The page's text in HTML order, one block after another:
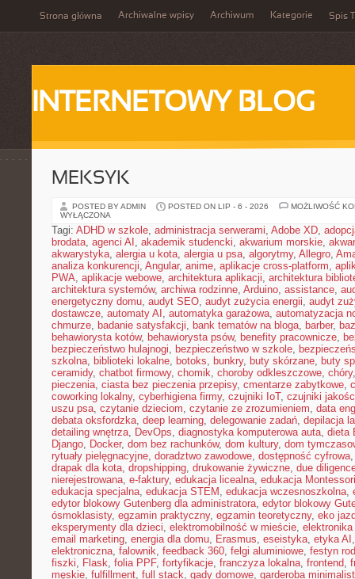
Strona główna Archiwalne wpisy Archiwum Kategorie Spis
INTERNETOWY BLOG
MEKSYK
POSTED BY ADMIN POSTED ON LIP - 6 - 2026
MOŻLIWOŚĆ
WYŁĄCZONA
Tagi: ADHD w szkole, administracja serwerami, Adobe XD,
brodata, agenci AI , akademik studencki, akwarium morskie,
akwarystyka, alergia u kota, alergia u psa, algorytmy, Allegro,
analiza konkurencji, Angular, anime, aplikacje cross-platform,
PWA, aplikacje webowe, architektura aplikacji, architektura
architektura systemów, archiwa rodzinne, Arduino, assistance,
energetyczny domu, audyt SEO, audyt zużycia energii, audyt
dostawcze, automaty AI , automatyka garażowa, automatyzacja
chmurze, badanie satysfakcji, bank tematów na bloga, barber,
behawiorysta kotów, behawiorysta psów, benefity pracownicze,
bezpieczeństwo hulajnogi, bezpieczeństwo w szkole,
szkolna, biblioteki lokalne, botoks, bunkry, buty skórzane, buty
ceramidy, chatbot firmowy, chomik, choroby odkleszczowe, chóry
pieczenia, ciasta bez pieczenia przepisy, cmentarze zabytkowe,
coworking lokalny, cyberhigiena firmy, czujniki IoT, czujniki
uszu psa, czytanie dzieciom, czytanie ze zrozumieniem, data
debata oksfordzka, deep learning, delegowanie zadań, depilacja
detailing wnętrza, DevOps, diagnostyka komputerowa auta, dieta
Django, Docker, dom bez rachunków, dom kultury, dom
rytuały pielęgnacyjne, doradztwo zawodowe, dostępność cyfrowa
drapak dla kota, dropshipping, drukowanie żywiczne, due
nierejestrowana, e-faktury, edukacja licealna, edukacja Montessori
edukacja specjalna, edukacja STEM , edukacja wczesnoszkolna,
edytor blokowy Gutenberg dla administratora, edytor blokowy
ósmoklasisty, egzamin praktyczny, egzamin teoretyczny, eko
eksperymenty dla dzieci, elektromobilność w mieście, elektronika
email marketing, energia dla domu, Erasmus, eseistyka, etyka AI
elektroniczna, falownik, feedback 360, felgi aluminiowe, festyn
fiszki, Flask, folia PPF, fortyfikacje, franczyza lokalna, frontend,
męskie, fulfillment, full stack, gady domowe, garderoba